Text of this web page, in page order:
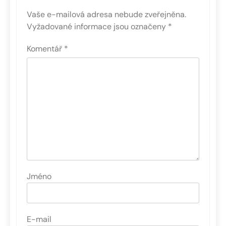
Vaše e-mailová adresa nebude zveřejněna.
Vyžadované informace jsou označeny *
Komentář *
Jméno
E-mail